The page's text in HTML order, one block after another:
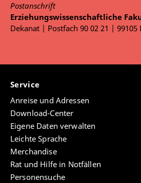
Postanschrift
Erziehungswissenschaftliche
Dekanat | Postfach 90 02 21 | 99105
Service
Anreise und Adressen
Download-Center
Eigene Daten verwalten
Leichte Sprache
Merchandise
Rat und Hilfe in Notfällen
Personensuche